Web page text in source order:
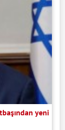
yeni